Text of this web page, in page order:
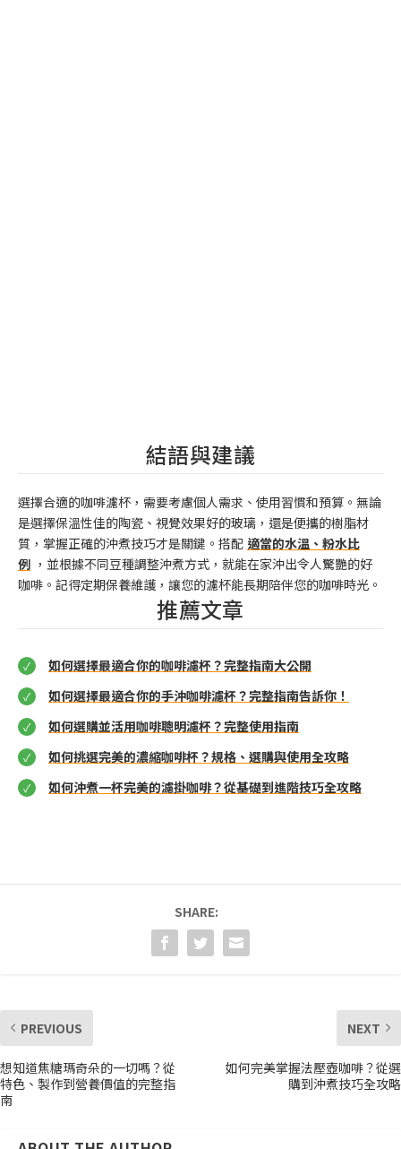
結語與建議
選擇合適的咖啡濾杯，需要考慮個人需求、使用習慣和預算。無論
是選擇保溫性佳的陶瓷、視覺效果好的玻璃，還是便攜的樹脂材
質，掌握正確的沖煮技巧才是關鍵。搭配 適當的水溫、粉水比
例 ，並根據不同豆種調整沖煮方式，就能在家沖出令人驚艷的好
咖啡。記得定期保養維護，讓您的濾杯能長期陪伴您的咖啡時光。
推薦文章
如何選擇最適合你的咖啡濾杯？完整指南大公開
如何選擇最適合你的手沖咖啡濾杯？完整指南告訴你！
如何選購並活用咖啡聰明濾杯？完整使用指南
如何挑選完美的濃縮咖啡杯？規格、選購與使用全攻略
如何沖煮一杯完美的濾掛咖啡？從基礎到進階技巧全攻略
SHARE:
PREVIOUS
想知道焦糖瑪奇朵的一切嗎？從
特色、製作到營養價值的完整指
南
NEXT
如何完美掌握法壓壺咖啡？從選
購到沖煮技巧全攻略